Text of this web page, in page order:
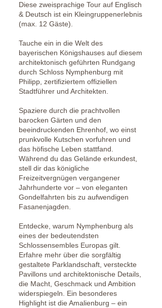
Diese zweisprachige Tour auf Englisch
& Deutsch ist ein Kleingruppenerlebnis
(max. 12 Gäste).
Tauche ein in die Welt des
bayerischen Königshauses auf diesem
architektonisch geführten Rundgang
durch Schloss Nymphenburg mit
Philipp, zertifiziertem offiziellen
Stadtführer und Architekten.
Spaziere durch die prachtvollen
barocken Gärten und den
beeindruckenden Ehrenhof, wo einst
prunkvolle Kutschen vorfuhren und
das höfische Leben stattfand.
Während du das Gelände erkundest,
stell dir das königliche
Freizeitvergnügen vergangener
Jahrhunderte vor – von eleganten
Gondelfahrten bis zu aufwendigen
Fasanenjagden.
Entdecke, warum Nymphenburg als
eines der bedeutendsten
Schlossensembles Europas gilt.
Erfahre mehr über die sorgfältig
gestaltete Parklandschaft, versteckte
Pavillons und architektonische Details,
die Macht, Geschmack und Ambition
widerspiegeln. Ein besonderes
Highlight ist die Amalienburg – ein